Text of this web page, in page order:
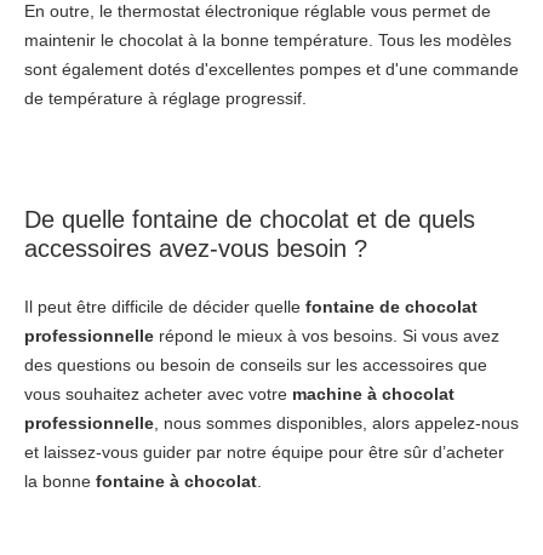
En outre, le thermostat électronique réglable vous permet de
maintenir le chocolat à la bonne température. Tous les modèles
sont également dotés d'excellentes pompes et d'une commande
de température à réglage progressif.
De quelle fontaine de chocolat et de quels
accessoires avez-vous besoin ?
Il peut être difficile de décider quelle fontaine de chocolat
professionnelle répond le mieux à vos besoins. Si vous avez
des questions ou besoin de conseils sur les accessoires que
vous souhaitez acheter avec votre machine à chocolat
professionnelle, nous sommes disponibles, alors appelez-nous
et laissez-vous guider par notre équipe pour être sûr d’acheter
la bonne fontaine à chocolat.